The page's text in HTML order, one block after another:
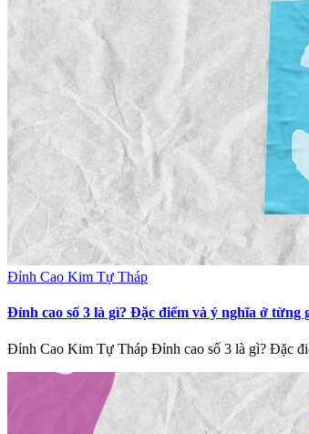
Đỉnh Cao Kim Tự Tháp
Đỉnh cao số 3 là gì? Đặc điểm và ý nghĩa ở
Đỉnh Cao Kim Tự Tháp Đỉnh cao số 3 là gì? Đặc